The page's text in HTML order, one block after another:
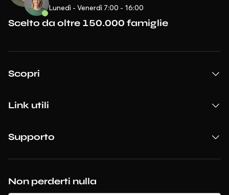
Non perderti nulla
Lunedì - Venerdì 7:00 - 16:00
Scelto da oltre 150.000 famiglie
Scopri
Link utili
Supporto